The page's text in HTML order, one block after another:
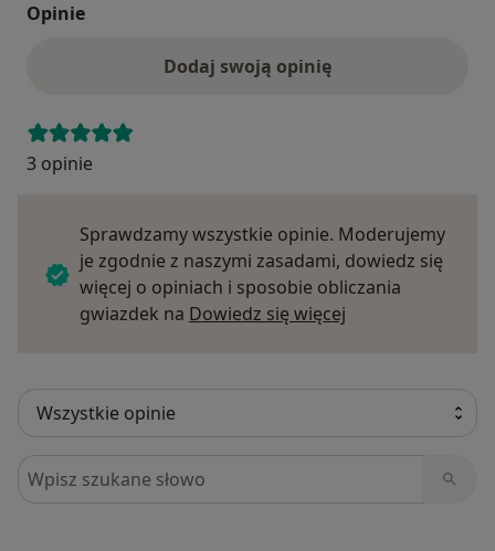
Opinie
Dodaj swoją opinię
3 opinie
Sprawdzamy wszystkie opinie. Moderujemy
je zgodnie z naszymi zasadami, dowiedz się
więcej o opiniach i sposobie obliczania
gwiazdek na Dowiedz się więcej
Szukaj w opiniach